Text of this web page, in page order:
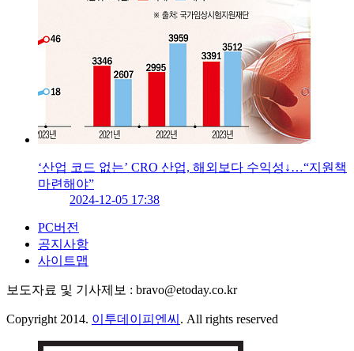
‘산업 코드 없는’ CRO 산업, 해외보다 수익성↓…“지원책
마련해야”
2024-12-05 17:38
PC버전
공지사항
사이트맵
보도자료 및 기사제보 : bravo@etoday.co.kr
Copyright 2014. 이투데이피엔씨 . All rights reserved